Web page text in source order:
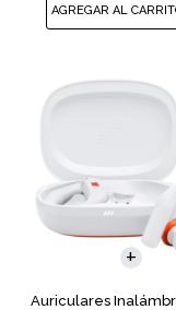
Auriculares